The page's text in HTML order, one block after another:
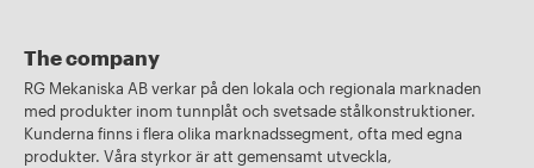
The company
RG Mekaniska AB verkar på den lokala och regionala marknaden
med produkter inom tunnplåt och svetsade stålkonstruktioner.
Kunderna finns i flera olika marknadssegment, ofta med egna
produkter. Våra styrkor är att gemensamt utveckla,